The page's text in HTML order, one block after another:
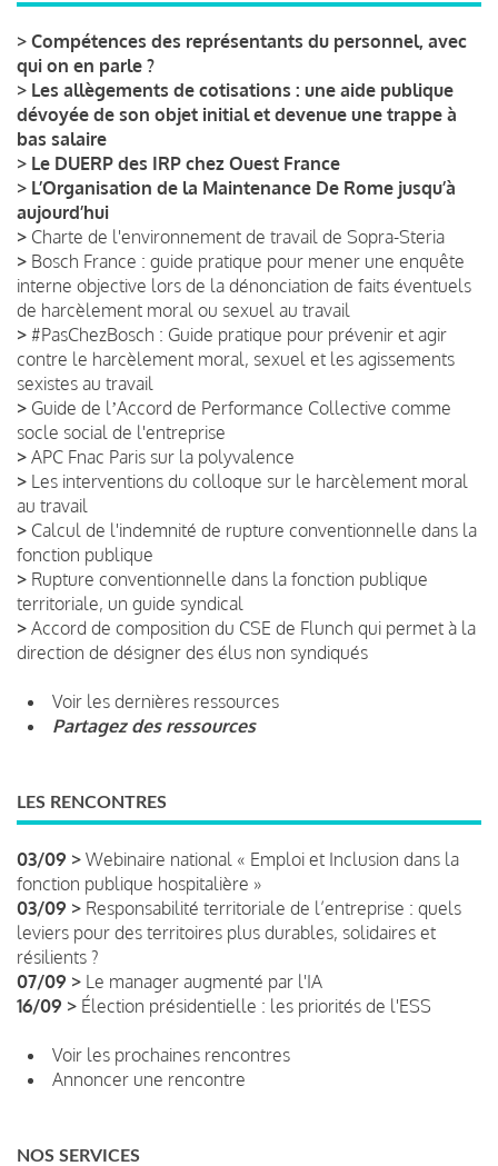
> Compétences des représentants du personnel, avec
qui on en parle ?
> Les allègements de cotisations : une aide publique
dévoyée de son objet initial et devenue une trappe à
bas salaire
> Le DUERP des IRP chez Ouest France
> L’Organisation de la Maintenance De Rome jusqu’à
aujourd’hui
> Charte de l'environnement de travail de Sopra-Steria
> Bosch France : guide pratique pour mener une enquête
interne objective lors de la dénonciation de faits éventuels
de harcèlement moral ou sexuel au travail
> #PasChezBosch : Guide pratique pour prévenir et agir
contre le harcèlement moral, sexuel et les agissements
sexistes au travail
> Guide de lʼAccord de Performance Collective comme
socle social de l'entreprise
> APC Fnac Paris sur la polyvalence
> Les interventions du colloque sur le harcèlement moral
au travail
> Calcul de l'indemnité de rupture conventionnelle dans la
fonction publique
> Rupture conventionnelle dans la fonction publique
territoriale, un guide syndical
> Accord de composition du CSE de Flunch qui permet à la
direction de désigner des élus non syndiqués
Voir les dernières ressources
Partagez des ressources
LES RENCONTRES
03/09 > Webinaire national « Emploi et Inclusion dans la
fonction publique hospitalière »
03/09 > Responsabilité territoriale de l’entreprise : quels
leviers pour des territoires plus durables, solidaires et
résilients ?
07/09 > Le manager augmenté par l'IA
16/09 > Élection présidentielle : les priorités de l'ESS
Voir les prochaines rencontres
Annoncer une rencontre
NOS SERVICES